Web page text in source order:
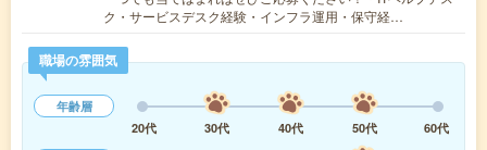
ク・サービスデスク経験・インフラ運用・保守経…
職場の雰囲気
年齢層
20代
30代 40代 50代
60代